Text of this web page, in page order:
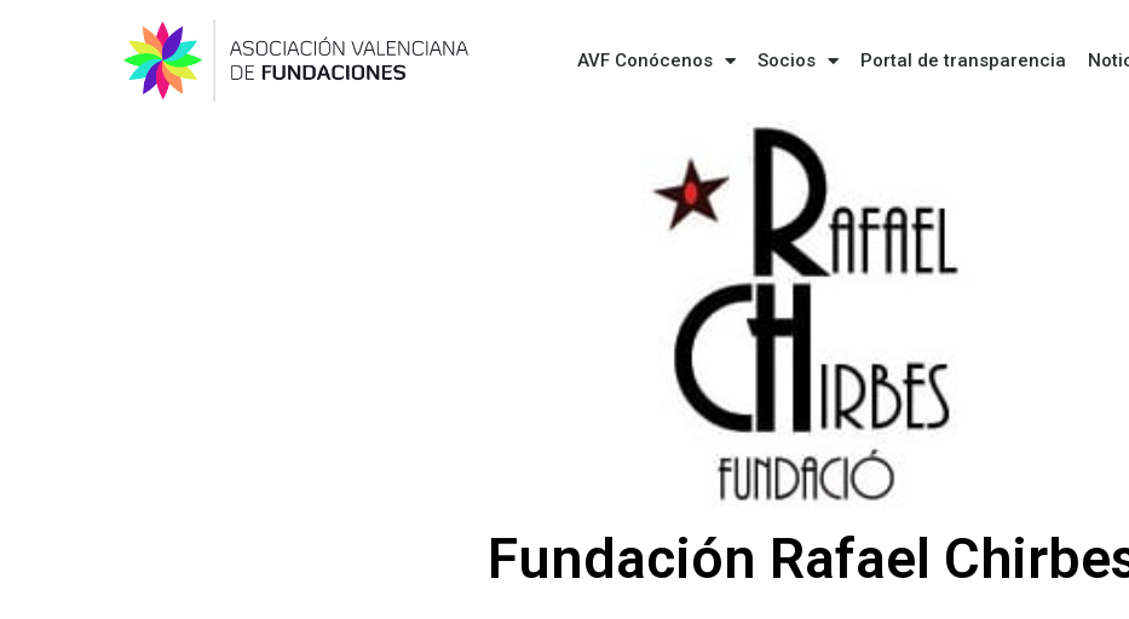
AVF Conócenos Socios Portal de transparencia
Fundación Rafael